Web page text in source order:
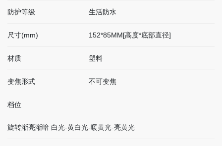
防护等级 生活防水
尺寸(mm) 152*85MM[高度*底部直径]
材质 塑料
变焦形式 不可变焦
档位
旋转渐亮渐暗 白光-黄白光-暖黄光-亮黄光